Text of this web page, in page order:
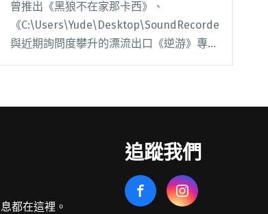
曾推出《黑狼不在家那卡西》、
《C:\Users\Yude\Desktop\SoundRecorder\Folder02
與近期詢問度攀升的漂流出口《逆游》專
都在這裡。
追蹤我們